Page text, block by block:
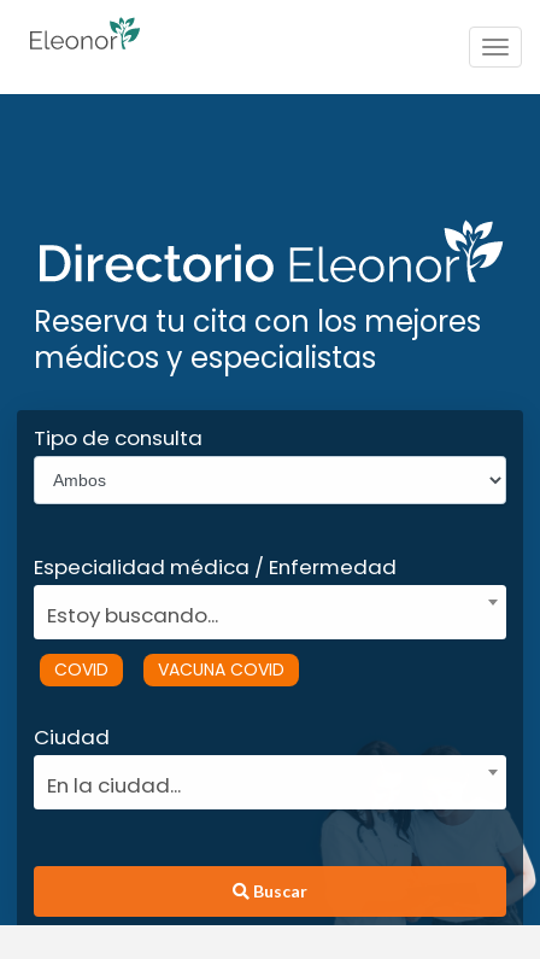
Reserva tu cita con los mejores
médicos y especialistas
Tipo de consulta
Especialidad médica / Enfermedad
Estoy buscando...
COVID VACUNA COVID
Ciudad
En la ciudad...
Buscar